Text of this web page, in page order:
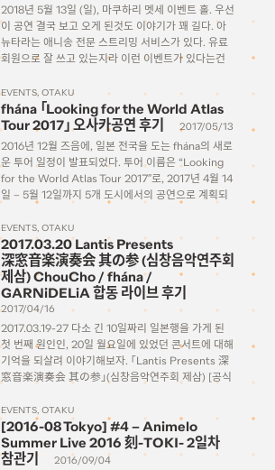
2018년 5월 13일 (일), 마쿠하리 멧세 이벤트 홀. 우선
이 공연 결국 보고 오게 된것도 이야기가 꽤 길다. 아
뉴타라는 애니송 전문 스트리밍 서비스가 있다. 유료
회원으로 잘 쓰고 있는지라 이런 이벤트가 있다는건
김없이 이벤트 […]
EVENTS OTAKU
fhána 「Looking for the World Atlas
Tour 2017」 오사카공연 후기
2017/05/13
2016년 12월 즈음에, 일본 전국을 도는 fhána의 새로
운 투어 일정이 발표되었다. 투어 이름은 “Looking
for the World Atlas Tour 2017″로, 2017년 4월 14
일 – 5월 12일까지 5개 도시에서의 공연으로 계획되
北海道・cube garden ・2017年4月22日(土)17:00
開場/18:00開演 愛知・Electric Lady Land ・
2017年4月28日(金)18:00開場/18:30開演 福岡・
DRUM Be-1 ・2017年5月6日(土)17:00開場/18:00
開演 大阪・なんばHatch ・2017年5月12日
(金)18:00開場/19:00開演 東京・Zepp
DiverCity（TOKYO） […]
EVENTS OTAKU
2017.03.20 Lantis Presents
深窓音楽演奏会 其の参 (심창음악연주회
제삼) ChouCho / fhána /
GARNiDELiA 합동 라이브 후기
2017/04/16
2017.03.19-27 다소 긴 10일짜리 일본행을 가게 된
첫 번째 원인인, 20일 월요일에 있었던 콘서트에 대해
기억을 되살려 이야기해보자. 「Lantis Presents 深
窓音楽演奏会 其の参」(심창음악연주회 제삼) [공식
게 키운 수많은 소리를 피로(披露)하는 음악제’라고
소개하고 있다. 제 삼이라는 것은 […]
EVENTS OTAKU
[2016-08 Tokyo] #4 – Animelo
Summer Live 2016 刻-TOKI- 2일차
참관기
2016/09/04